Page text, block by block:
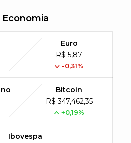
Economia
Euro
R$ 5,87
-0,31%
Bitcoin
R$ 347,462,35
+0,19%
Ibovespa